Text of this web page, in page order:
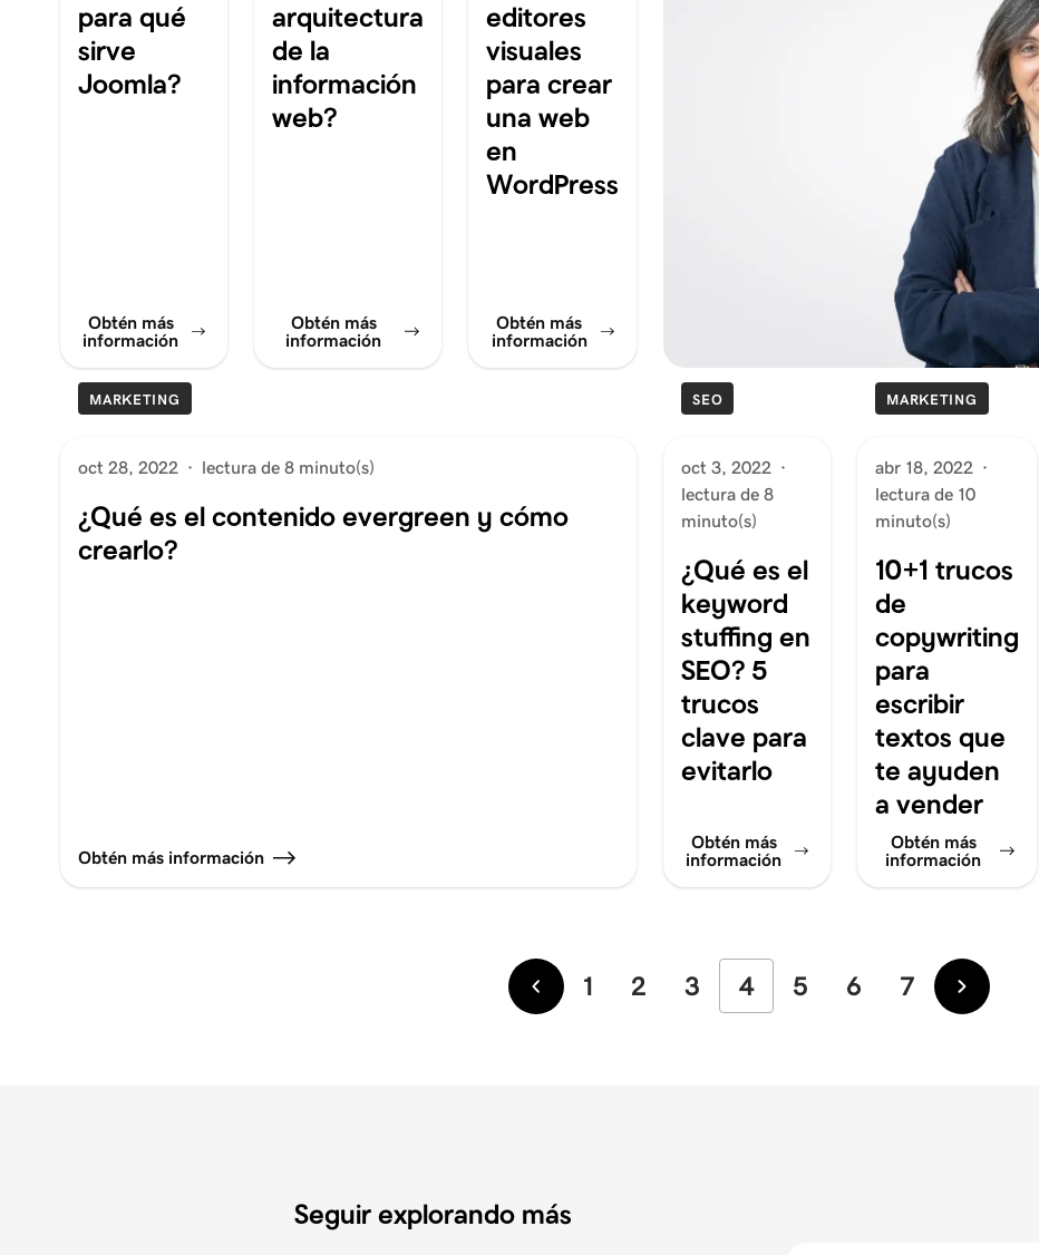
para qué
sirve
Joomla?
Obtén más
información
arquitectura
de la
información
web?
Obtén más
información
editores
visuales
para crear
una web
en
WordPress
Obtén más
información
MARKETING
oct 28, 2022 · lectura de 8 minuto(s)
¿Qué es el contenido evergreen y cómo
crearlo?
Obtén más información
SEO
oct 3, 2022 ·
lectura de 8
minuto(s)
¿Qué es el
keyword
stuffing en
SEO? 5
trucos
clave para
evitarlo
Obtén más
información
MARKETING
abr 18, 2022 ·
lectura de 10
minuto(s)
10+1 trucos
de
copywriting
para
escribir
textos que
te ayuden
a vender
Obtén más
información
Más
1 2 3 4 5 6 7
Más
Seguir explorando más